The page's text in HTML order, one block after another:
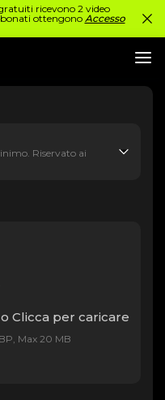
ricevono 2 video
ottengono Accesso
Riservato ai
Clicca per caricare
Max 20 MB